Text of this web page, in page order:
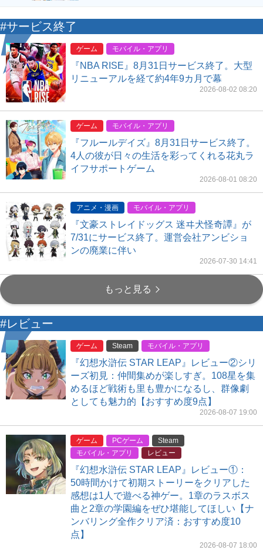
#サービス終了
ゲーム モバイル・アプリ
『NBA RISE』8月31日サービス終了。大型
リニューアルを経て約4年9カ月で幕
2026-08-02 08:20
ゲーム モバイル・アプリ
『フルールデイズ』8月31日サービス終了。
4人の彼が日々の生活を彩ってくれる花丸ラ
イフサポートゲーム
2026-08-01 08:20
アニメ・漫画 モバイル・アプリ
『文豪ストレイドッグス 迷ヰ犬怪奇譚』が
7/31にサービス終了。運営会社アンビショ
ンの廃業に伴い
2026-07-30 14:41
もっと見る
#レビュー
ゲーム Steam モバイル・アプリ
『幻想水滸伝 STAR LEAP』レビュー②シリ
ーズ初見：仲間集めが楽しすぎ。108星を集
めるほど戦術も里も豊かになるし、群像劇
としても魅力的【おすすめ度9点】
2026-08-07 19:00
ゲーム PCゲーム
Steam
モバイル・アプリ
レビュー
『幻想水滸伝 STAR LEAP』レビュー①：
50時間かけて初期ストーリーをクリアした
感想は1人で遊べる神ゲー。1章のラスボス
曲と2章の学園編をぜひ堪能してほしい【ナ
ンバリング全作クリア済：おすすめ度10
点】
2026-08-07 18:00